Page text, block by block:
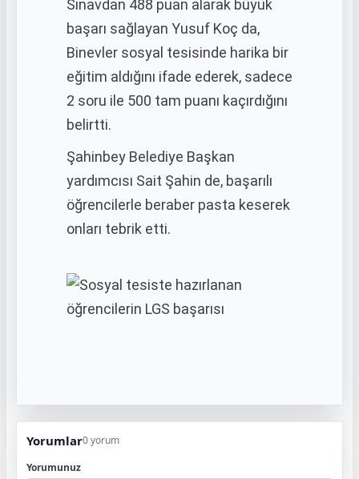
Sınavdan 488 puan alarak büyük
başarı sağlayan Yusuf Koç da,
Binevler sosyal tesisinde harika bir
eğitim aldığını ifade ederek, sadece
2 soru ile 500 tam puanı kaçırdığını
belirtti.
Şahinbey Belediye Başkan
yardımcısı Sait Şahin de, başarılı
öğrencilerle beraber pasta keserek
onları tebrik etti.
Yorumlar0 yorum
Yorumunuz